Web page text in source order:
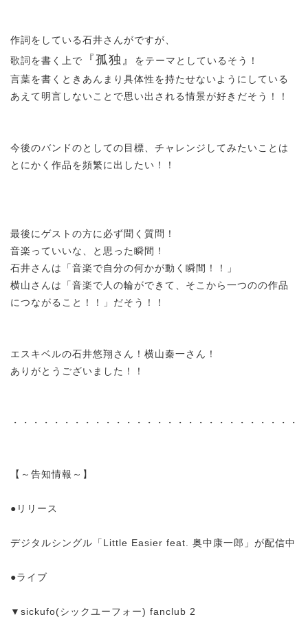
作詞をしている石井さんがですが、
歌詞を書く上で
『孤独』
をテーマとしているそう！
言葉を書くときあんまり具体性を持たせないようにしている
あえて明言しないことで思い出される情景が好きだそう！！
今後のバンドのとしての目標、 チャレンジしてみたいことは
とにかく作品を頻繁に出したい！！
最後にゲストの方に必ず聞く質問！
音楽っていいな、と思った瞬間！
石井さんは「音楽で自分の何かが動く瞬間！！」
横山さんは「音楽で人の輪ができて、そこから一つのの作品
につながること！！」だそう！！
エスキベルの石井悠翔さん！横山秦一さん！
ありがとうございました！！
・・・・・・・・・・・・・・・・・・・・・・・・・・・・
【～告知情報～】
●リリース
デジタルシングル「Little Easier feat. 奥中康一郎」が配信中
●ライブ
▼sickufo(シックユーフォー) fanclub 2